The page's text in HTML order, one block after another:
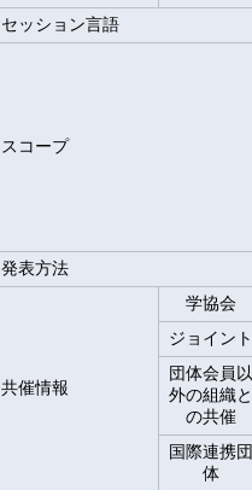
セッション言語
スコープ
発表方法
共催情報
学協会
ジョイント
団体会員以
外の組織と
の共催
国際連携団
体